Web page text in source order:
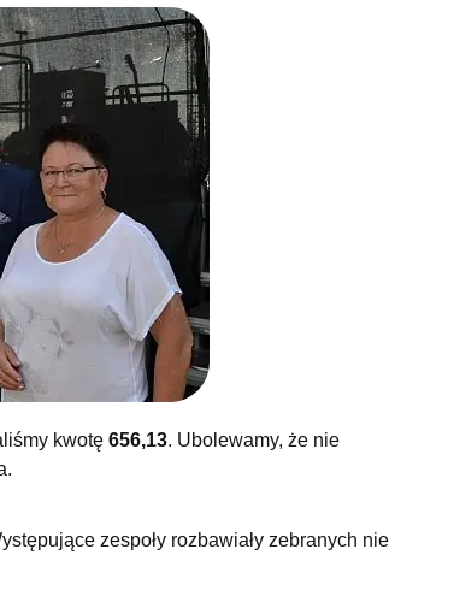
kwotę 656,13. Ubolewamy, że nie
zespoły rozbawiały zebranych nie